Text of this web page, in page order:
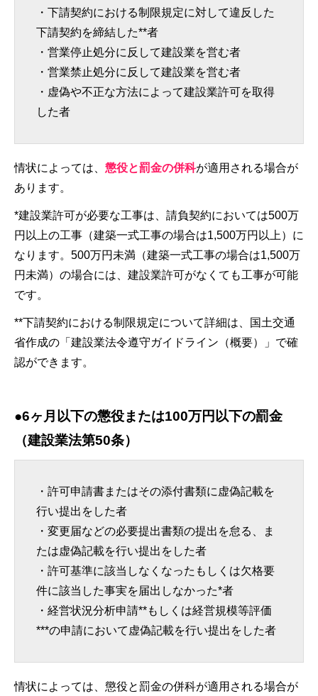
・下請契約における制限規定に対して違反した
下請契約を締結した**者
・営業停止処分に反して建設業を営む者
・営業禁止処分に反して建設業を営む者
・虚偽や不正な方法によって建設業許可を取得
した者
情状によっては、 懲役と罰金の併科が適用される場合が
あります。
*建設業許可が必要な工事は、請負契約においては500万
円以上の工事（建築一式工事の場合は1,500万円以上）に
なります。500万円未満（建築一式工事の場合は1,500万
円未満）の場合には、建設業許可がなくても工事が可能
です。
**下請契約における制限規定について詳細は、国土交通
省作成の「建設業法令遵守ガイドライン（概要）」で確
認ができます。
●6ヶ月以下の懲役または100万円以下の罰金
（建設業法第50条）
・許可申請書またはその添付書類に虚偽記載を
行い提出をした者
・変更届などの必要提出書類の提出を怠る、ま
たは虚偽記載を行い提出をした者
・許可基準に該当しなくなったもしくは欠格要
件に該当した事実を届出しなかった*者
・経営状況分析申請**もしくは経営規模等評価
***の申請において虚偽記載を行い提出をした者
情状によっては、懲役と罰金の併科が適用される場合が